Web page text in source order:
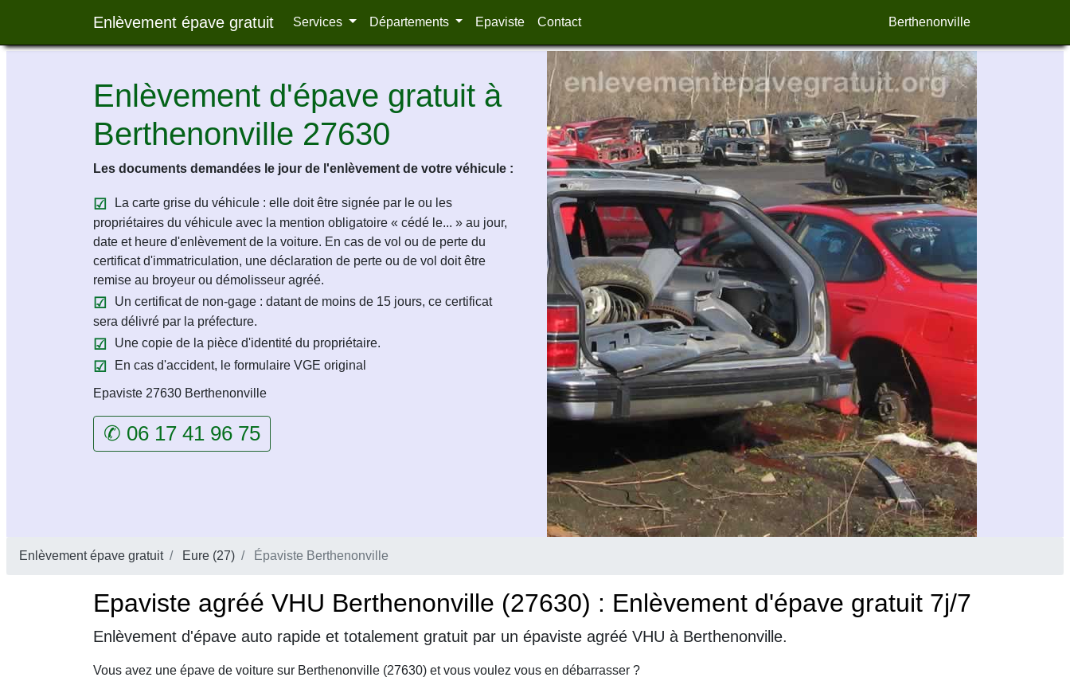
Enlèvement épave gratuit Services Départements Epaviste Contact Berthenonville
Enlèvement d'épave gratuit à
Berthenonville 27630
Les documents demandées le jour de l'enlèvement de votre véhicule :
La carte grise du véhicule : elle doit être signée par le ou les
propriétaires du véhicule avec la mention obligatoire « cédé le... » au jour,
date et heure d'enlèvement de la voiture. En cas de vol ou de perte du
certificat d'immatriculation, une déclaration de perte ou de vol doit être
remise au broyeur ou démolisseur agréé.
Un certificat de non-gage : datant de moins de 15 jours, ce certificat
sera délivré par la préfecture.
Une copie de la pièce d'identité du propriétaire.
En cas d'accident, le formulaire VGE original
Epaviste 27630 Berthenonville
✆ 06 17 41 96 75
Enlèvement épave gratuit Eure (27) Épaviste Berthenonville
Epaviste agréé VHU Berthenonville (27630) : Enlèvement d'épave gratuit 7j/7
Enlèvement d'épave auto rapide et totalement gratuit par un épaviste agréé VHU à Berthenonville.
Vous avez une épave de voiture sur Berthenonville (27630) et vous voulez vous en débarrasser ?